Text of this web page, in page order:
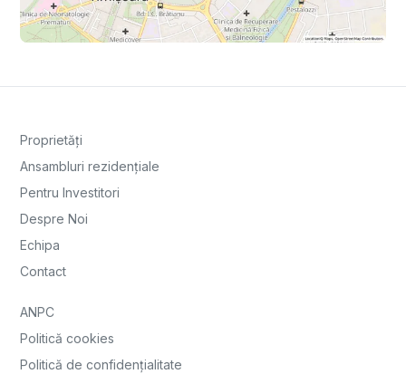
Proprietăți
Ansambluri rezidențiale
Pentru Investitori
Despre Noi
Echipa
Contact
ANPC
Politică cookies
Politică de confidențialitate